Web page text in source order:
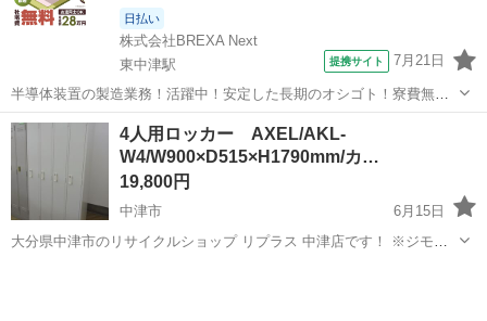
日払い
株式会社BREXA Next
東中津駅
提携サイト 7月21日
半導体装置の製造業務！活躍中！安定した長期のオシゴト！寮費無料
★赴任旅費会社負担◎20代～40代の男性活躍中★未経験活躍中！高時
給1,500円！《大分県中津市》 人気の工場のお仕事 ◇半導体装置内部
のシート製造◇ ＊クリー...
大分 中津市 東中津駅 その他
4人用ロッカー AXEL/AKL-
W4/W900×D515×H1790mm/カ…
19,800円
中津市
6月15日
大分県中津市のリサイクルショップ リプラス 中津店です！ ※ジモテ